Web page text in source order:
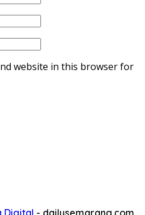
website in this browser for